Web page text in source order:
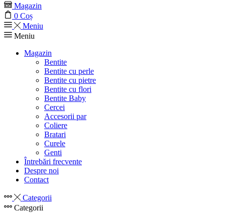
Magazin
0 Coș
Meniu
Meniu
Magazin
Bentite
Bentite cu perle
Bentite cu pietre
Bentite cu flori
Bentite Baby
Cercei
Accesorii par
Coliere
Bratari
Curele
Genti
Întrebări frecvente
Despre noi
Contact
Categorii
Categorii